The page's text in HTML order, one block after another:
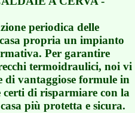
periodica delle
propria un impianto
Per garantire
termoidraulici, noi vi
di vantaggiose formule in
certi di risparmiare con la
più protetta e sicura.